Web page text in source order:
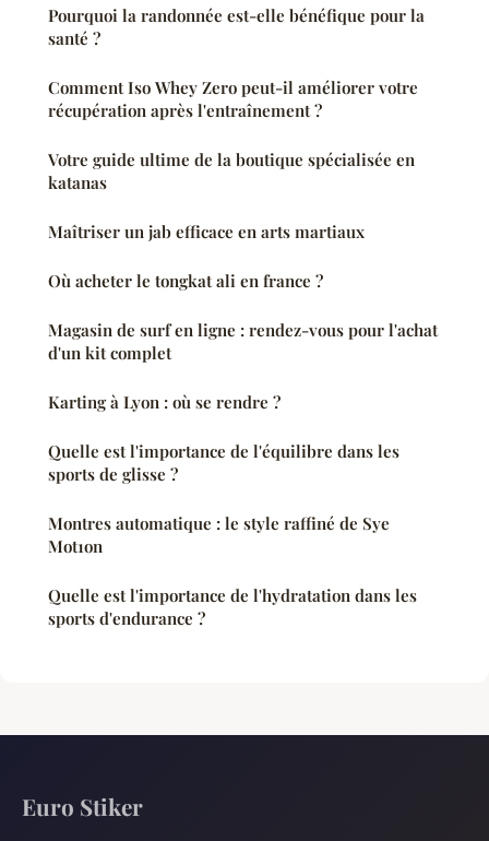
Pourquoi la randonnée est-elle bénéfique pour la
santé ?
Comment Iso Whey Zero peut-il améliorer votre
récupération après l'entraînement ?
Votre guide ultime de la boutique spécialisée en
katanas
Maîtriser un jab efficace en arts martiaux
Où acheter le tongkat ali en france ?
Magasin de surf en ligne : rendez-vous pour l'achat
d'un kit complet
Karting à Lyon : où se rendre ?
Quelle est l'importance de l'équilibre dans les
sports de glisse ?
Montres automatique : le style raffiné de Sye
Mot1on
Quelle est l'importance de l'hydratation dans les
sports d'endurance ?
Euro Stiker